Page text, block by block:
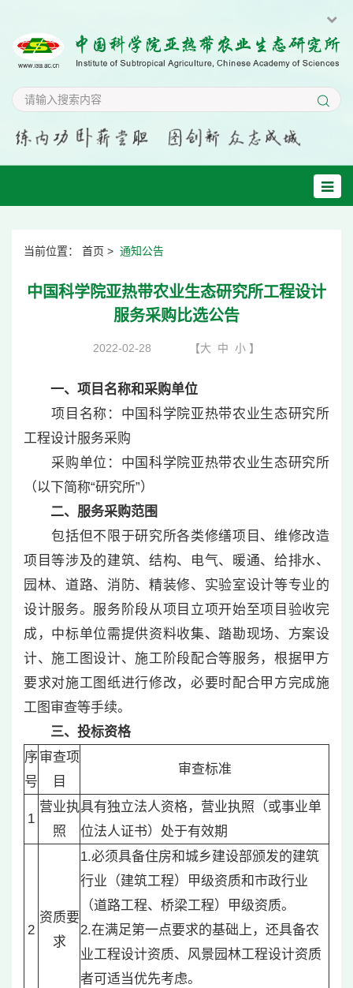
当前位置： 首页 > 通知公告
中国科学院亚热带农业生态研究所工程设计
服务采购比选公告
2022-02-28 【大 中 小 】
一、项目名称和采购单位
项目名称：中国科学院亚热带农业生态研究所
工程设计服务采购
采购单位：中国科学院亚热带农业生态研究所
（以下简称“研究所”）
二、服务采购范围
包括但不限于研究所各类修缮项目、维修改造
项目等涉及的建筑、结构、电气、暖通、给排水、
园林、道路、消防、精装修、实验室设计等专业的
设计服务。服务阶段从项目立项开始至项目验收完
成，中标单位需提供资料收集、踏勘现场、方案设
计、施工图设计、施工阶段配合等服务，根据甲方
要求对施工图纸进行修改，必要时配合甲方完成施
工图审查等手续。
三、投标资格
序
号
审查项
目
审查标准
1
营业执
照
具有独立法人资格，营业执照（或事业单
位法人证书）处于有效期
2
资质要
求
1.必须具备住房和城乡建设部颁发的建筑
行业（建筑工程）甲级资质和市政行业
（道路工程、桥梁工程）甲级资质。
2.在满足第一点要求的基础上，还具备农
业工程设计资质、风景园林工程设计资质
者可适当优先考虑。